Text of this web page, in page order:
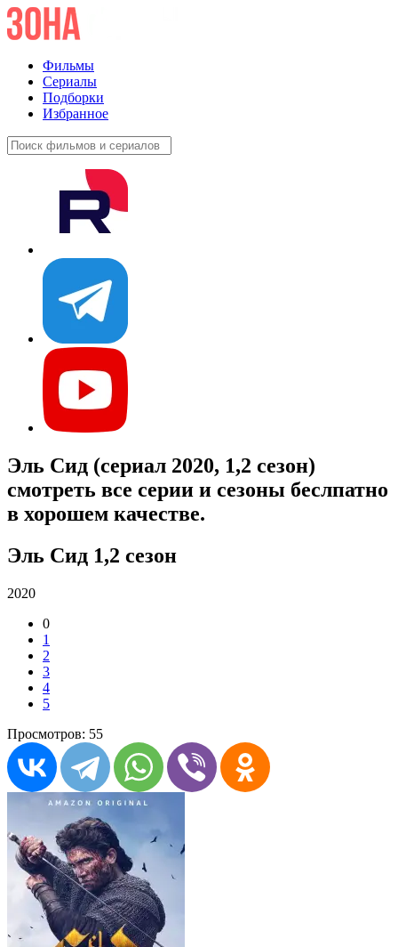
Фильмы
Сериалы
Подборки
Избранное
Эль Сид (сериал 2020, 1,2 сезон)
смотреть все серии и сезоны беслпатно
в хорошем качестве.
Эль Сид 1,2 сезон
2020
0
1
2
3
4
5
Просмотров: 55